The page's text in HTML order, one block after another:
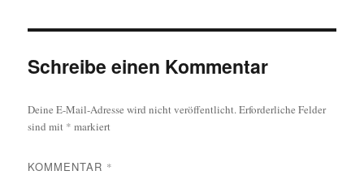
Schreibe einen Kommentar
Deine E-Mail-Adresse wird nicht veröffentlicht. Erforderliche Felder
sind mit * markiert
KOMMENTAR *